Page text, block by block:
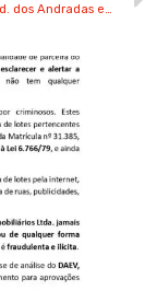
Trânsito na Rod. dos Andradas em Valinhos tem alterações para obras de recapeamento